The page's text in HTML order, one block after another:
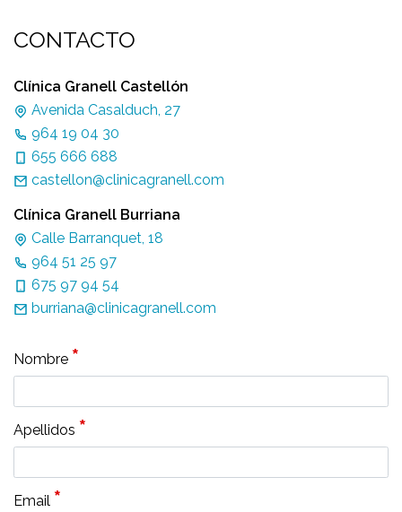
CONTACTO
Clínica Granell Castellón
Avenida Casalduch, 27
964 19 04 30
655 666 688
castellon@clinicagranell.com
Clínica Granell Burriana
Calle Barranquet, 18
964 51 25 97
675 97 94 54
burriana@clinicagranell.com
Nombre *
Apellidos *
Email *